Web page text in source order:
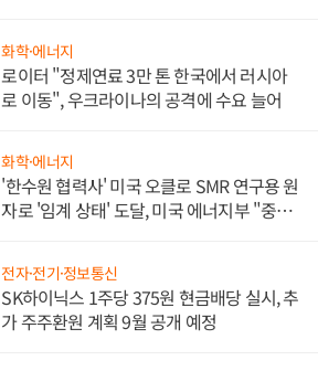
화학·에너지
로이터 "정제연료 3만 톤 한국에서 러시아
로 이동", 우크라이나의 공격에 수요 늘어
화학·에너지
'한수원 협력사' 미국 오클로 SMR 연구용 원
자로 '임계 상태' 도달, 미국 에너지부 "중요
전자·전기·정보통신
SK하이닉스 1주당 375원 현금배당 실시, 추
가 주주환원 계획 9월 공개 예정